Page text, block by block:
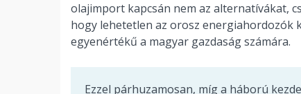
olajimport kapcsán nem az alternatívákat,
hogy lehetetlen az orosz energiahordozók
egyenértékű a magyar gazdaság számára.
Ezzel párhuzamosan, míg a háború